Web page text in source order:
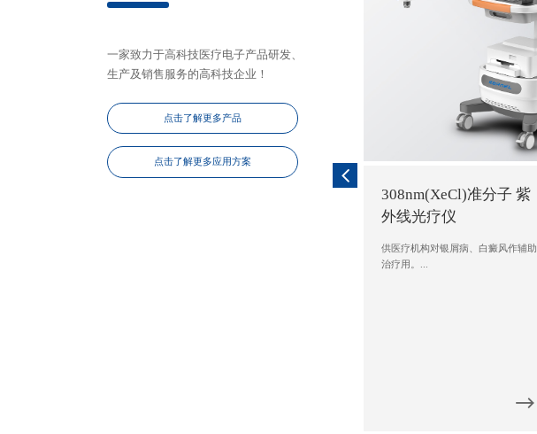
一家致力于高科技医疗电子产品研发、
生产及销售服务的高科技企业！
点击了解更多产品
点击了解更多应用方案
308nm(XeCl)准分子 紫
外线光疗仪
供医疗机构对银屑病、白癜风作辅助
治疗用。...